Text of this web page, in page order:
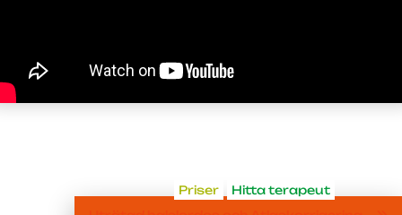
Priser Hitta terapeut